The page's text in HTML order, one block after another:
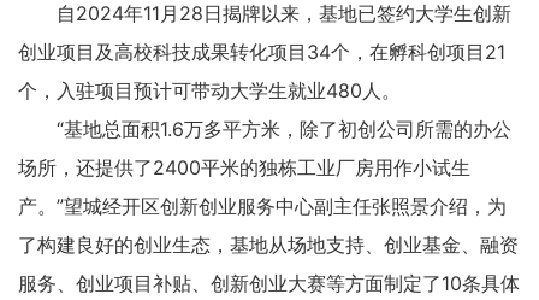
自2024年11月28日揭牌以来，基地已签约大学生创新
创业项目及高校科技成果转化项目34个，在孵科创项目21
个，入驻项目预计可带动大学生就业480人。
“基地总面积1.6万多平方米，除了初创公司所需的办公
场所，还提供了2400平米的独栋工业厂房用作小试生
产。”望城经开区创新创业服务中心副主任张照景介绍，为
了构建良好的创业生态，基地从场地支持、创业基金、融资
服务、创业项目补贴、创新创业大赛等方面制定了10条具体